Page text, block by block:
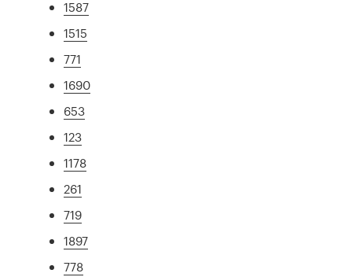
1587
1515
771
1690
653
123
1178
261
719
1897
778